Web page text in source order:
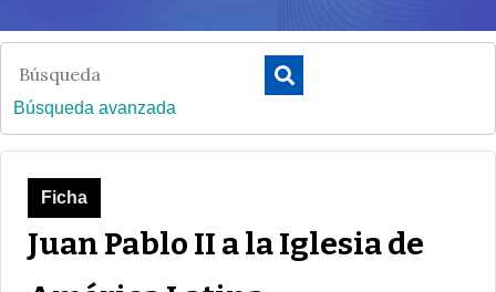
Búsqueda avanzada
Juan Pablo II a la Iglesia de
Ficha